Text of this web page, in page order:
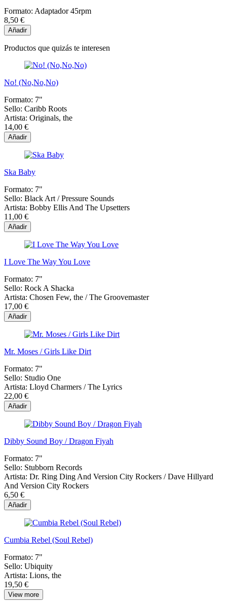
Formato: Adaptador 45rpm
8,50 €
Añadir
Productos que quizás te interesen
No! (No,No,No)
Formato: 7"
Sello: Caribb Roots
Artista: Originals, the
14,00 €
Añadir
Ska Baby
Formato: 7"
Sello: Black Art / Pressure Sounds
Artista: Bobby Ellis And The Upsetters
11,00 €
Añadir
I Love The Way You Love
Formato: 7"
Sello: Rock A Shacka
Artista: Chosen Few, the / The Groovemaster
17,00 €
Añadir
Mr. Moses / Girls Like Dirt
Formato: 7"
Sello: Studio One
Artista: Lloyd Charmers / The Lyrics
22,00 €
Añadir
Dibby Sound Boy / Dragon Fiyah
Formato: 7"
Sello: Stubborn Records
Artista: Dr. Ring Ding And Version City Rockers / Dave Hillyard
And Version City Rockers
6,50 €
Añadir
Cumbia Rebel (Soul Rebel)
Formato: 7"
Sello: Ubiquity
Artista: Lions, the
19,50 €
View more